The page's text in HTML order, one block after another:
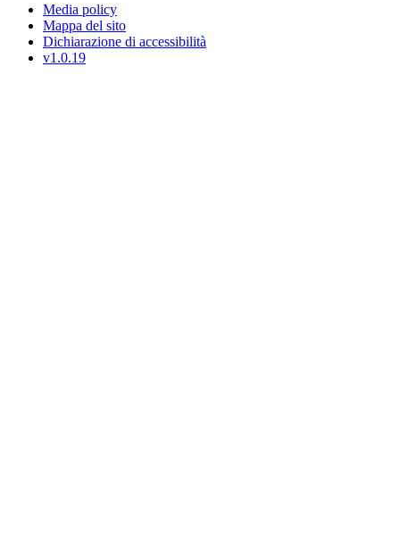
Media policy
Mappa del sito
Dichiarazione di accessibilità
v1.0.19